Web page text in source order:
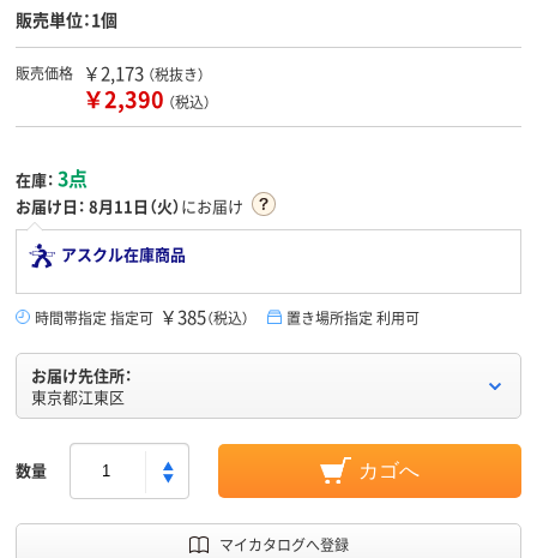
販売単位：1個
販売価格 ￥2,173 （税抜き）
￥2,390 （税込）
在庫： 3点
お届け日： 8月11日（火）にお届け
アスクル在庫商品
時間帯指定 指定可 ￥385（税込） 置き場所指定 利用可
お届け先住所：
東京都江東区
数量 カゴへ
マイカタログへ登録